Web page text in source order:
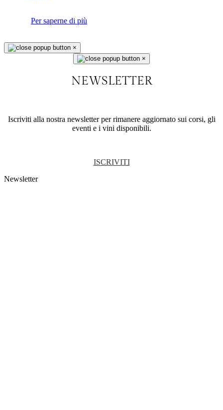
Per saperne di più
×
×
NEWSLETTER
Iscriviti alla nostra newsletter per rimanere aggiornato sui corsi, gli
eventi e i vini disponibili.
ISCRIVITI
Newsletter